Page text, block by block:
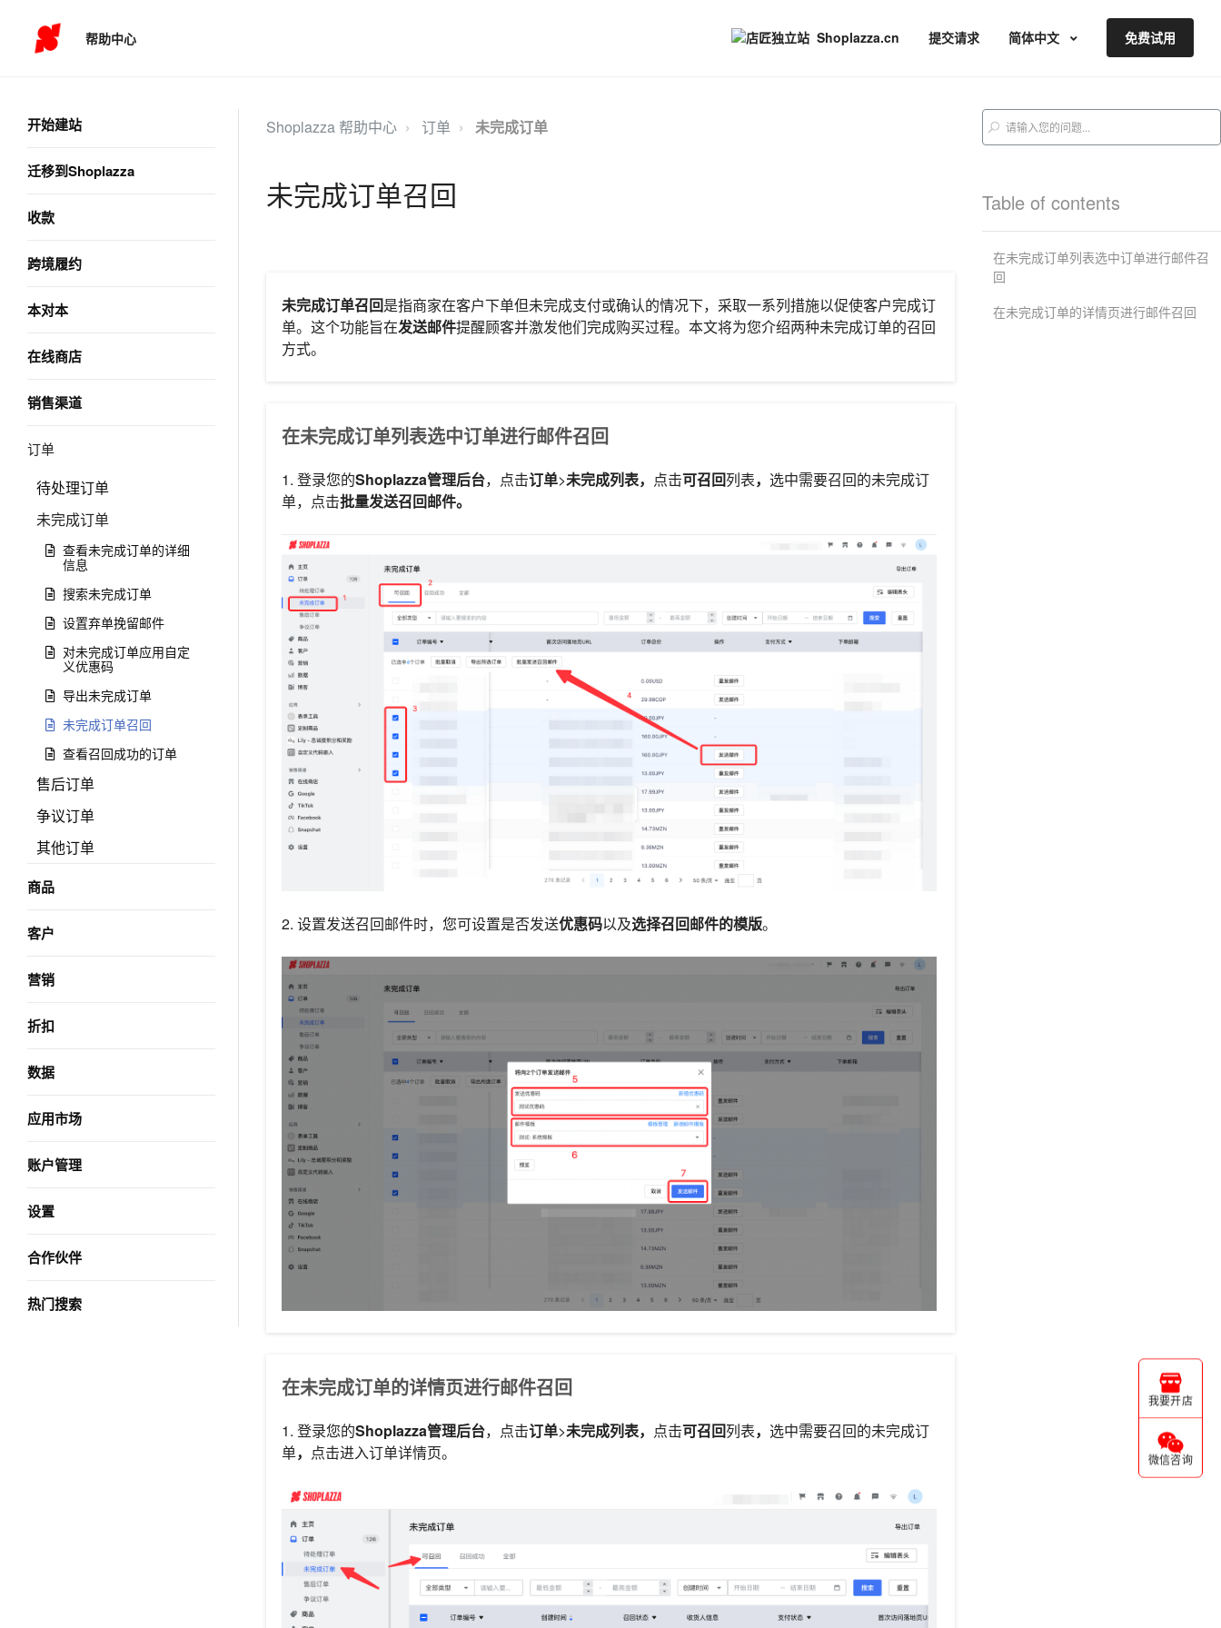
帮助中心 Shoplazza.cn 提交请求 简体中文 免费试用
开始建站
迁移到Shoplazza
收款
跨境履约
本对本
在线商店
销售渠道
订单
待处理订单
未完成订单
查看未完成订单的详细
信息
搜索未完成订单
设置弃单挽留邮件
对未完成订单应用自定
义优惠码
导出未完成订单
未完成订单召回
查看召回成功的订单
售后订单
争议订单
其他订单
商品
客户
营销
折扣
数据
应用市场
账户管理
设置
合作伙伴
热门搜索
Shoplazza 帮助中心 订单 未完成订单
未完成订单召回
未完成订单召回是指商家在客户下单但未完成支付或确认的情况下，采取一系列措施以促使客户完成订
单。这个功能旨在发送邮件提醒顾客并激发他们完成购买过程。本文将为您介绍两种未完成订单的召回
方式。
在未完成订单列表选中订单进行邮件召回
1. 登录您的Shoplazza管理后台，点击订单>未完成列表， 点击可召回列表， 选中需要召回的未完成订
单，点击批量发送召回邮件。
2. 设置发送召回邮件时，您可设置是否发送优惠码以及选择召回邮件的模版。
在未完成订单的详情页进行邮件召回
1. 登录您的Shoplazza管理后台，点击订单>未完成列表， 点击可召回列表， 选中需要召回的未完成订
单， 点击进入订单详情页。
Table of contents
在未完成订单列表选中订单进行邮件召
回
在未完成订单的详情页进行邮件召回
我要开店
微信咨询